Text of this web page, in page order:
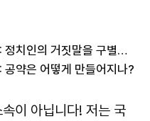
(3) 유권자를 위한 정치컨설팅 : 정치인의 거짓말을 구별하는 방법
약은 어떻게 만들어지나?
이 아닙니다! 저는 국